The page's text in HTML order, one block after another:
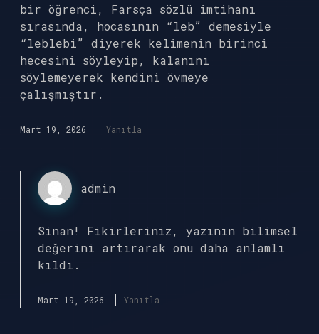
bir öğrenci, Farsça sözlü imtihanı
sırasında, hocasının “leb” demesiyle
“leblebi” diyerek kelimenin birinci
hecesini söyleyip, kalanını
söylemeyerek kendini övmeye
çalışmıştır.
Mart 19, 2026 Yanıtla
admin
Sinan! Fikirleriniz, yazının bilimsel
değerini artırarak onu daha anlamlı
kıldı.
Mart 19, 2026 Yanıtla